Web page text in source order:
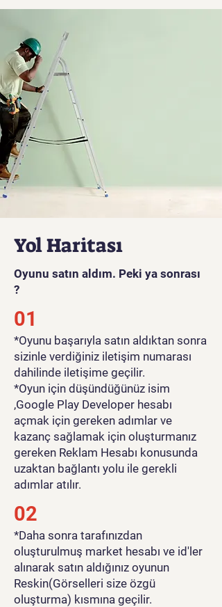
Yol Haritası
Oyunu satın aldım. Peki ya sonrası
?
01
*Oyunu başarıyla satın aldıktan sonra
sizinle verdiğiniz iletişim numarası
dahilinde iletişime geçilir.
*Oyun için düşündüğünüz isim
,Google Play Developer hesabı
açmak için gereken adımlar ve
kazanç sağlamak için oluşturmanız
gereken Reklam Hesabı konusunda
uzaktan bağlantı yolu ile gerekli
adımlar atılır.
02
*Daha sonra tarafınızdan
oluşturulmuş market hesabı ve id'ler
alınarak satın aldığınız oyunun
Reskin(Görselleri size özgü
oluşturma) kısmına geçilir.